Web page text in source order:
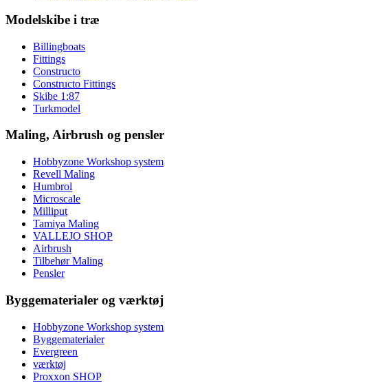
Modelskibe i træ
Billingboats
Fittings
Constructo
Constructo Fittings
Skibe 1:87
Turkmodel
Maling, Airbrush og pensler
Hobbyzone Workshop system
Revell Maling
Humbrol
Microscale
Milliput
Tamiya Maling
VALLEJO SHOP
Airbrush
Tilbehør Maling
Pensler
Byggematerialer og værktøj
Hobbyzone Workshop system
Byggematerialer
Evergreen
værktøj
Proxxon SHOP